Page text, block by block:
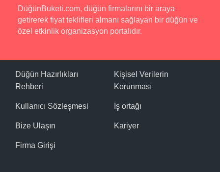
DüğünBuketi.com, düğün firmalarını bir araya
getirerek fiyat teklifleri almanı sağlayan bir düğün ve
özel etkinlik organizasyon portalıdır.
Düğün Hazırlıkları
Rehberi
Kullanıcı Sözleşmesi
Bize Ulaşın
Firma Girişi
Kişisel Verilerin
Korunması
İş ortağı
Kariyer